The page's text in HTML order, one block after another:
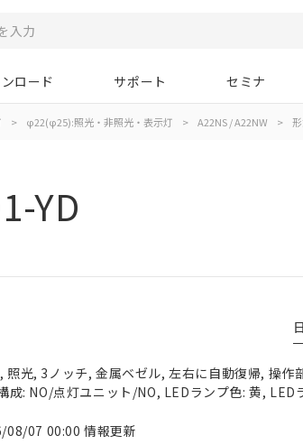
ロード サポート セミナ
> φ22(φ25):照光・非照光・表示灯 > A22NS / A22NW >
YD
光, 3ノッチ, 金属ベゼル, 左右に自動復帰, 操作
成: NO/点灯ユニット/NO, LEDランプ色: 黄,
08/07 00:00 情報更新